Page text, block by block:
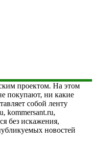
проектом. На этом
покупают, ни какие
собой ленту
kommersant.ru,
без искажения,
новостей